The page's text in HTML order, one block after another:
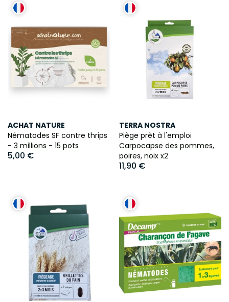
ACHAT NATURE
Nématodes SF contre thrips
- 3 millions - 15 pots
5,00 €
TERRA NOSTRA
Piège prêt à l'emploi
Carpocapse des pommes,
poires, noix x2
11,90 €